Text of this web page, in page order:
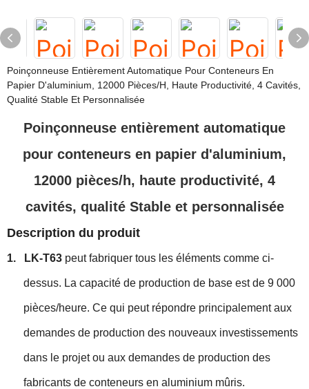
Poinçonneuse Entièrement Automatique Pour Conteneurs En
Papier D'aluminium, 12000 Pièces/h, Haute Productivité, 4 Cavités,
Qualité Stable Et Personnalisée
Poinçonneuse entièrement automatique
pour conteneurs en papier d'aluminium,
12000 pièces/h, haute productivité, 4
cavités, qualité Stable et personnalisée
Description du produit
1. LK-T63 peut fabriquer tous les éléments comme ci-
dessus. La capacité de production de base est de 9 000
pièces/heure. Ce qui peut répondre principalement aux
demandes de production des nouveaux investissements
dans le projet ou aux demandes de production des
fabricants de conteneurs en aluminium mûris.